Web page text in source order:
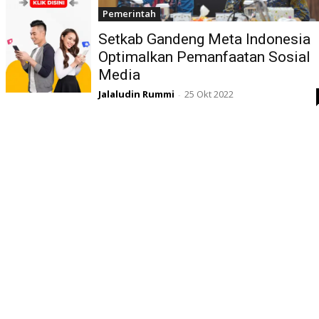
Pemerintah
Setkab Gandeng Meta Indonesia
Optimalkan Pemanfaatan Sosial
Media
Jalaludin Rummi - 25 Okt 2022